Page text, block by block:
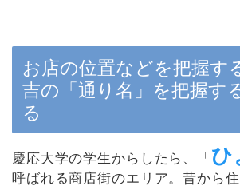
お店の位置などを把握す
吉の「通り名」を把握す
る
慶応大学の学生からしたら、「 ひ
呼ばれる商店街のエリア。昔から